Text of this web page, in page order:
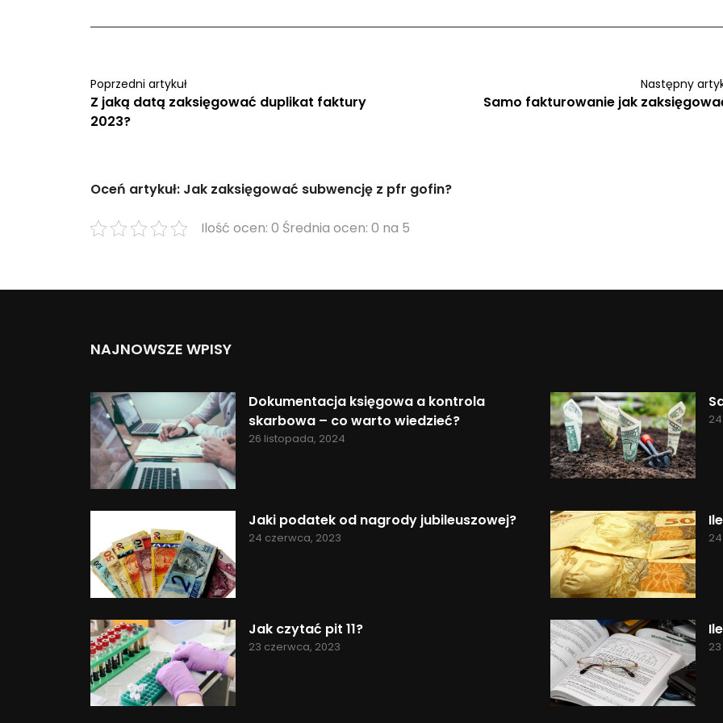
Poprzedni artykuł
Z jaką datą zaksięgować duplikat faktury
2023?
Następny
Samo fakturowanie jak
Oceń artykuł: Jak zaksięgować subwencję z pfr gofin?
Ilość ocen: 0 Średnia ocen: 0 na 5
NAJNOWSZE WPISY
Dokumentacja księgowa a kontrola
skarbowa – co warto wiedzieć?
26 listopada, 2024
Jaki podatek od nagrody jubileuszowej?
24 czerwca, 2023
Jak czytać pit 11?
23 czerwca, 2023